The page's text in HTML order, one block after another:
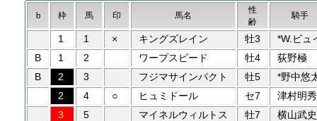
b 枠 馬 印 馬名
性
齢
騎手
1 1 × キングズレイン 牡3
*W.ビュ
B
1 2 ワープスピード 牡4
荻野極
B
2 3 フジマサインパクト 牡5
*野中悠
2
4 ○ ヒュミドール セ7
津村明秀
3
5 マイネルウィルトス 牡7
横山武史